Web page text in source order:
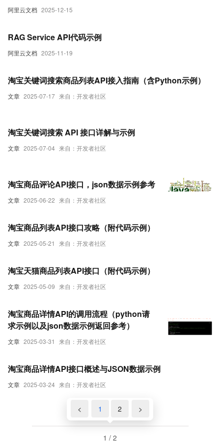
阿里云文档 2025-12-15
阿里云文档 2025-11-19
RAG Service API代码示例
文章 2025-07-17 来自：开发者社区
淘宝关键词搜索商品列表API接入指南（含Python示例）
文章 2025-07-04 来自：开发者社区
淘宝关键词搜索 API 接口详解与示例
文章 2025-06-22 来自：开发者社区
淘宝商品评论API接口，json数据示例参考
文章 2025-05-21 来自：开发者社区
淘宝商品列表API接口攻略（附代码示例）
文章 2025-05-09 来自：开发者社区
淘宝天猫商品列表API接口（附代码示例）
文章 2025-03-31 来自：开发者社区
淘宝商品详情API的调用流程（python请
求示例以及json数据示例返回参考）
文章 2025-03-24 来自：开发者社区
淘宝商品详情API接口概述与JSON数据示例
< 1 2 >
1 / 2